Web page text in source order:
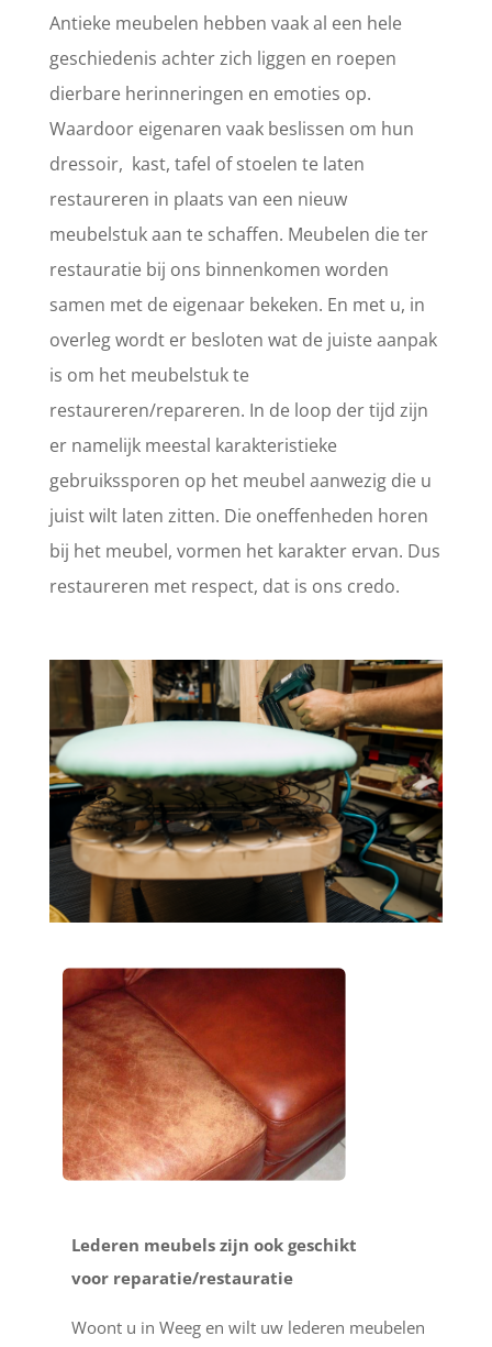
Antieke meubelen hebben vaak al een hele
geschiedenis achter zich liggen en roepen
dierbare herinneringen en emoties op.
Waardoor eigenaren vaak beslissen om hun
dressoir, kast, tafel of stoelen te laten
restaureren in plaats van een nieuw
meubelstuk aan te schaffen. Meubelen die ter
restauratie bij ons binnenkomen worden
samen met de eigenaar bekeken. En met u, in
overleg wordt er besloten wat de juiste aanpak
is om het meubelstuk te
restaureren/repareren. In de loop der tijd zijn
er namelijk meestal karakteristieke
gebruikssporen op het meubel aanwezig die u
juist wilt laten zitten. Die oneffenheden horen
bij het meubel, vormen het karakter ervan. Dus
restaureren met respect, dat is ons credo.
Lederen meubels zijn ook geschikt
voor reparatie/restauratie
Woont u in Weeg en wilt uw lederen meubelen